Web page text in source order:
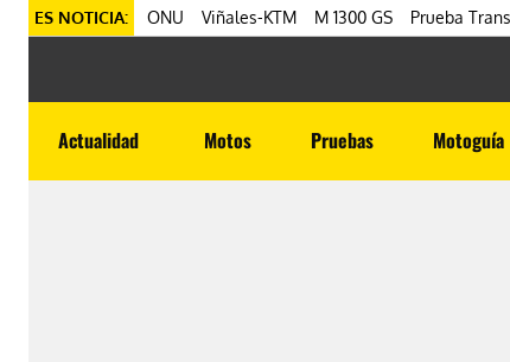
ES NOTICIA: ONU Viñales-KTM M 1300 GS Prueba
Actualidad Motos Pruebas Motoguía